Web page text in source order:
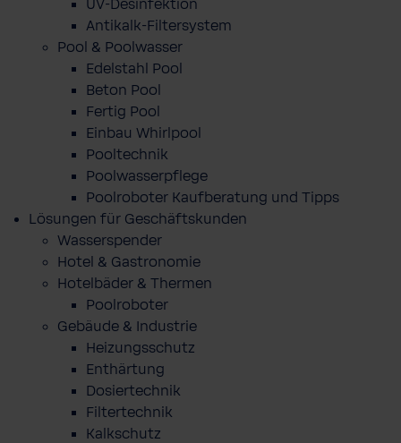
UV-Desinfektion
Antikalk-Filtersystem
Pool & Poolwasser
Edelstahl Pool
Beton Pool
Fertig Pool
Einbau Whirlpool
Pooltechnik
Poolwasserpflege
Poolroboter Kaufberatung und Tipps
Lösungen für Geschäftskunden
Wasserspender
Hotel & Gastronomie
Hotelbäder & Thermen
Poolroboter
Gebäude & Industrie
Heizungsschutz
Enthärtung
Dosiertechnik
Filtertechnik
Kalkschutz